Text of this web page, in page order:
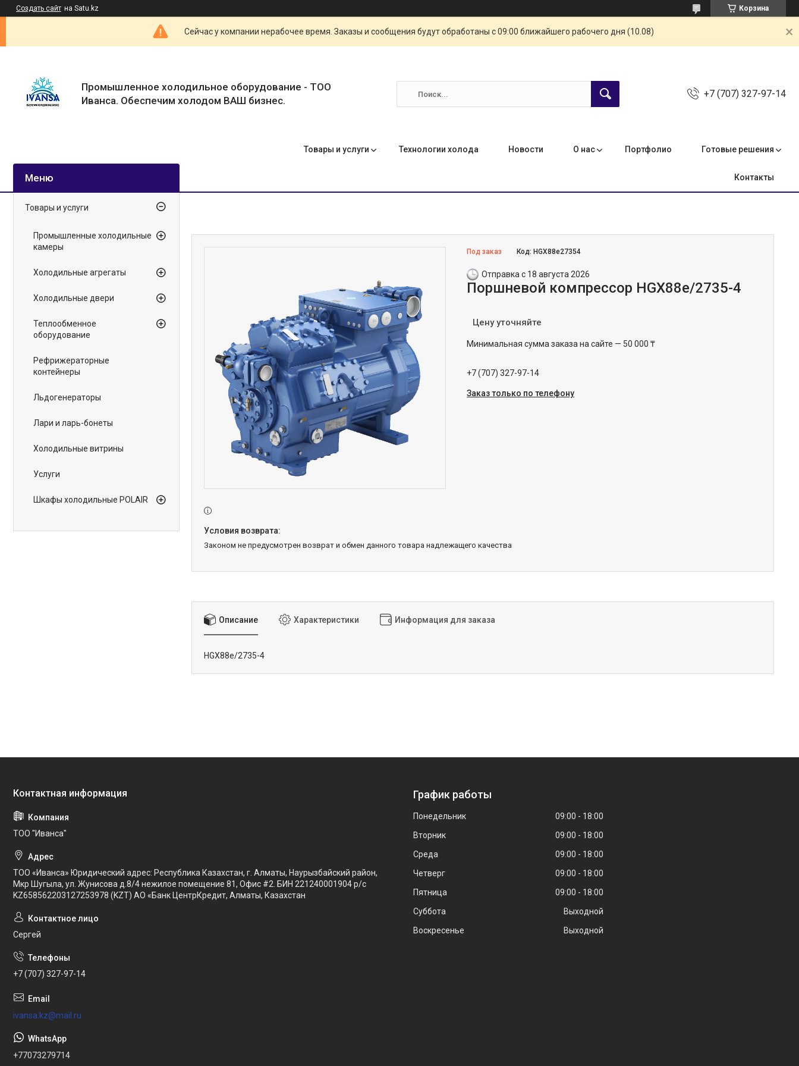
Создать сайт на Satu.kz Корзина
Сейчас у компании нерабочее время. Заказы и сообщения будут обработаны с 09:00 ближайшего рабочего дня (10.08)
Промышленное холодильное оборудование - ТОО
Иванса. Обеспечим холодом ВАШ бизнес.
+7 (707) 327-97-14
Товары и услуги Технологии холода Новости О нас Портфолио Готовые решения
Контакты
Под заказ Код: HGX88e27354
Отправка с 18 августа 2026
Поршневой компрессор HGX88e/2735-4
Цену уточняйте
Минимальная сумма заказа на сайте — 50 000 ₸
+7 (707) 327-97-14
Заказ только по телефону
Законом не предусмотрен возврат и обмен данного товара надлежащего качества
Описание Характеристики Информация для заказа
HGX88e/2735-4
Товары и услуги
Промышленные холодильные
камеры
Холодильные агрегаты
Холодильные двери
Теплообменное
оборудование
Рефрижераторные
контейнеры
Льдогенераторы
Лари и ларь-бонеты
Холодильные витрины
Услуги
Шкафы холодильные POLAIR
ТОО "Иванса"
ТОО «Иванса» Юридический адрес: Республика Казахстан, г. Алматы, Наурызбайский район,
Мкр Шугыла, ул. Жунисова д.8/4 нежилое помещение 81, Офис #2. БИН 221240001904 р/с
KZ658562203127253978 (KZT) АО «Банк ЦентрКредит, Алматы, Казахстан
Сергей
+7 (707) 327-97-14
ivansa.kz@mail.ru
+77073279714
График работы
Понедельник 09:00
18:00
Вторник
09:00
18:00
Среда
09:00
18:00
Четверг
09:00
18:00
Пятница
09:00
18:00
Суббота
Выходной
Воскресенье
Выходной